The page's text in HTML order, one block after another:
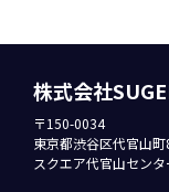
株式会社
〒150-0034
東京都渋谷区代官山
スクエア代官山センタ